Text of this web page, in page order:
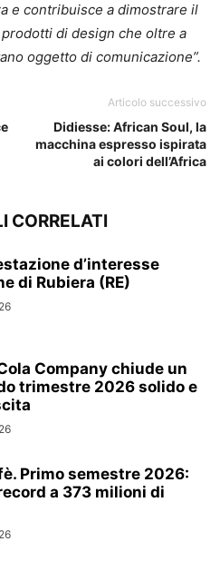
e contribuisce a dimostrare il
di design che oltre a
oggetto di comunicazione”.
Articolo successivo
Didiesse: African Soul, la
macchina espresso ispirata
ai colori dell’Africa
CORRELATI
d’interesse
di Rubiera (RE)
Company chiude un
trimestre 2026 solido e
Primo semestre 2026:
a 373 milioni di